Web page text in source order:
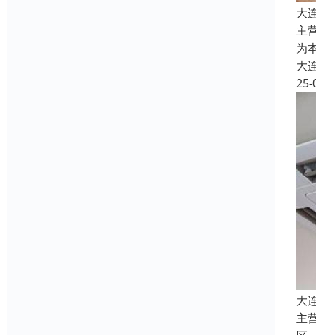
大
主
为
大
25-
大
主